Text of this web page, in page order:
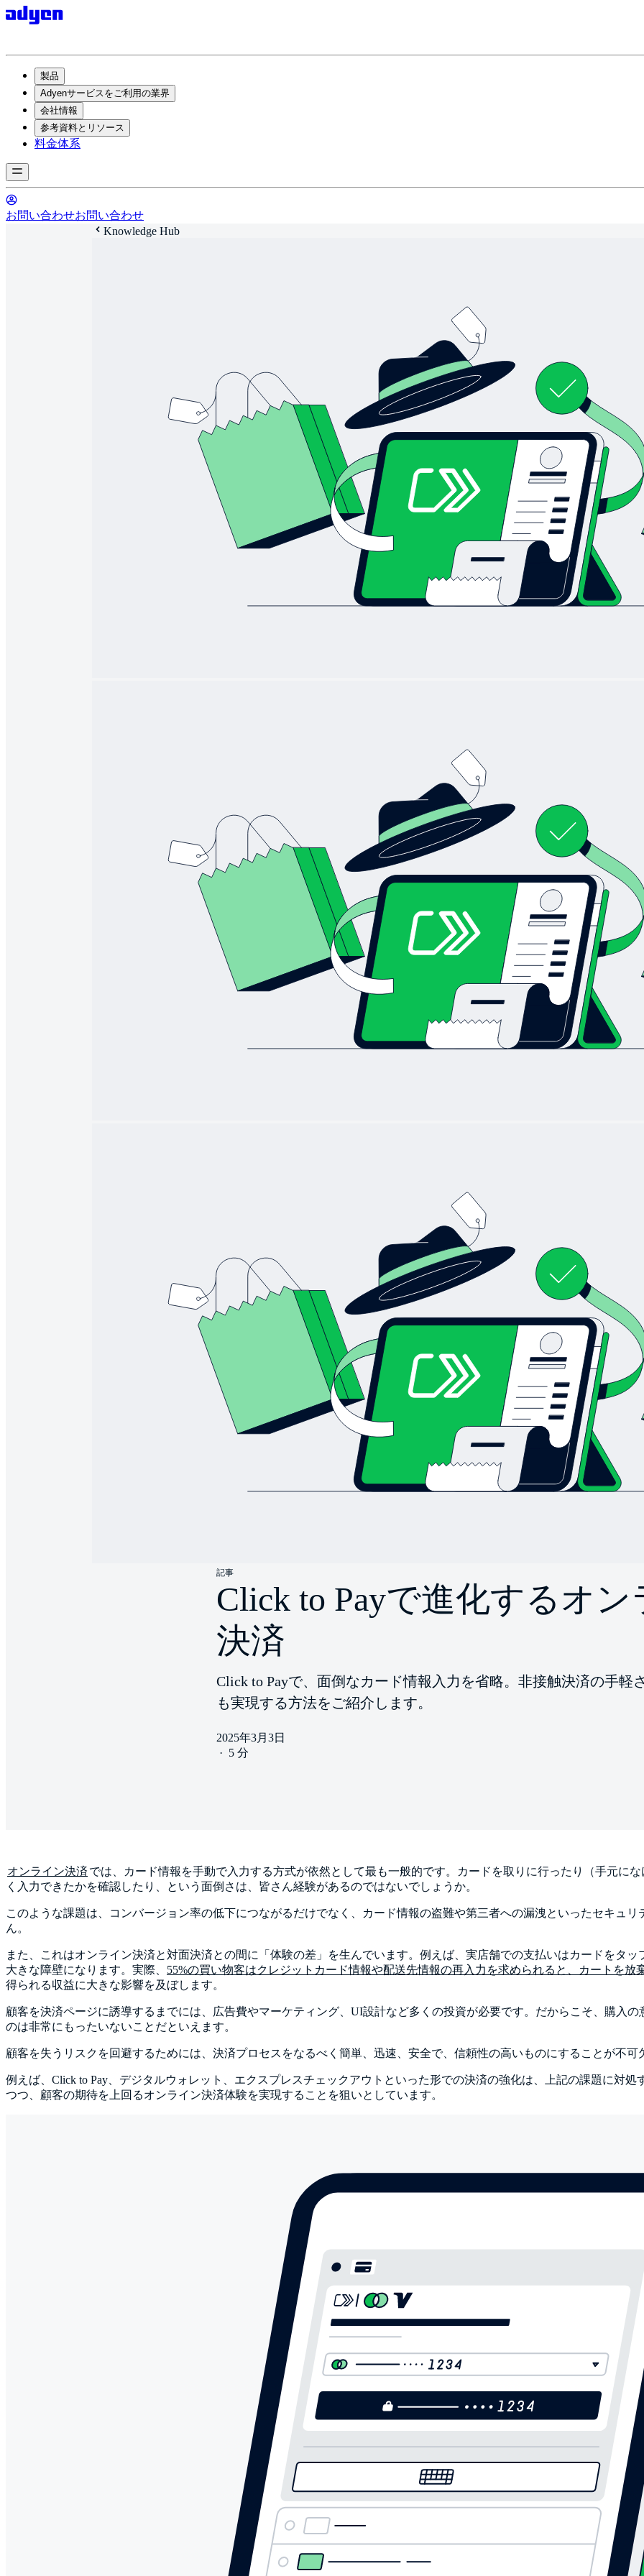
製品
Adyenサービスをご利用の業界
会社情報
参考資料とリソース
料金体系
お問い合わせお問い合わせ
Knowledge Hub
記事
Click to Payで進化するオ
決済
Click to Payで、面倒なカード情報入力を省略。非接触決済の手軽
も実現する方法をご紹介します。
2025年3月3日
· 5 分
オンライン決済 では、カード情報を手動で入力する方式が依然として最も一般的です。カードを取りに行ったり（手元に
く入力できたかを確認したり、という面倒さは、皆さん経験があるのではないでしょうか。
このような課題は、コンバージョン率の低下につながるだけでなく、カード情報の盗難や第三者への漏洩といったセキュ
ん。
また、これはオンライン決済と対面決済との間に「体験の差」を生んでいます。例えば、実店舗での支払いはカードをタ
大きな障壁になります。実際、 55%の買い物客はクレジットカード情報や配送先情報の再入力を求められると、カートを放
得られる収益に大きな影響を及ぼします。
顧客を決済ページに誘導するまでには、広告費やマーケティング、UI設計など多くの投資が必要です。だからこそ、購入
のは非常にもったいないことだといえます。
顧客を失うリスクを回避するためには、決済プロセスをなるべく簡単、迅速、安全で、信頼性の高いものにすることが不可
例えば、Click to Pay、デジタルウォレット、エクスプレスチェックアウトといった形での決済の強化は、上記の課題に対
つつ、顧客の期待を上回るオンライン決済体験を実現することを狙いとしています。